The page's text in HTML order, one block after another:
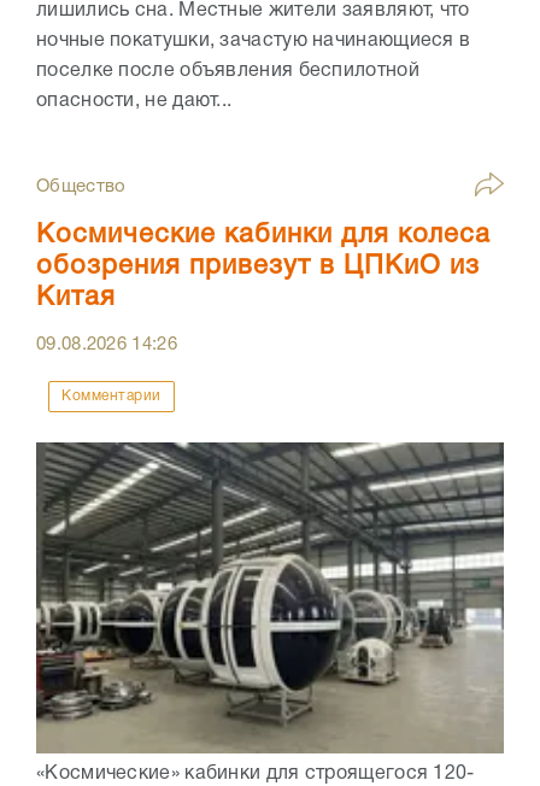
лишились сна. Местные жители заявляют, что
ночные покатушки, зачастую начинающиеся в
поселке после объявления беспилотной
опасности, не дают...
Общество
Космические кабинки для колеса
обозрения привезут в ЦПКиО из
Китая
09.08.2026 14:26
Комментарии
«Космические» кабинки для строящегося 120-